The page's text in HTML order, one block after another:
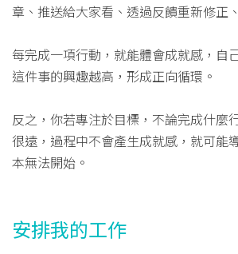
章、推送給大家看、透過反饋重新修正
每完成一項行動，就能體會成就感，自
這件事的興趣越高，形成正向循環。
反之，你若專注於目標，不論完成什麼
很遠，過程中不會產生成就感，就可能
本無法開始。
安排我的工作